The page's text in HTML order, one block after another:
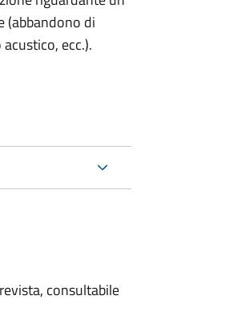
(abbandono di
ecc.).
consultabile